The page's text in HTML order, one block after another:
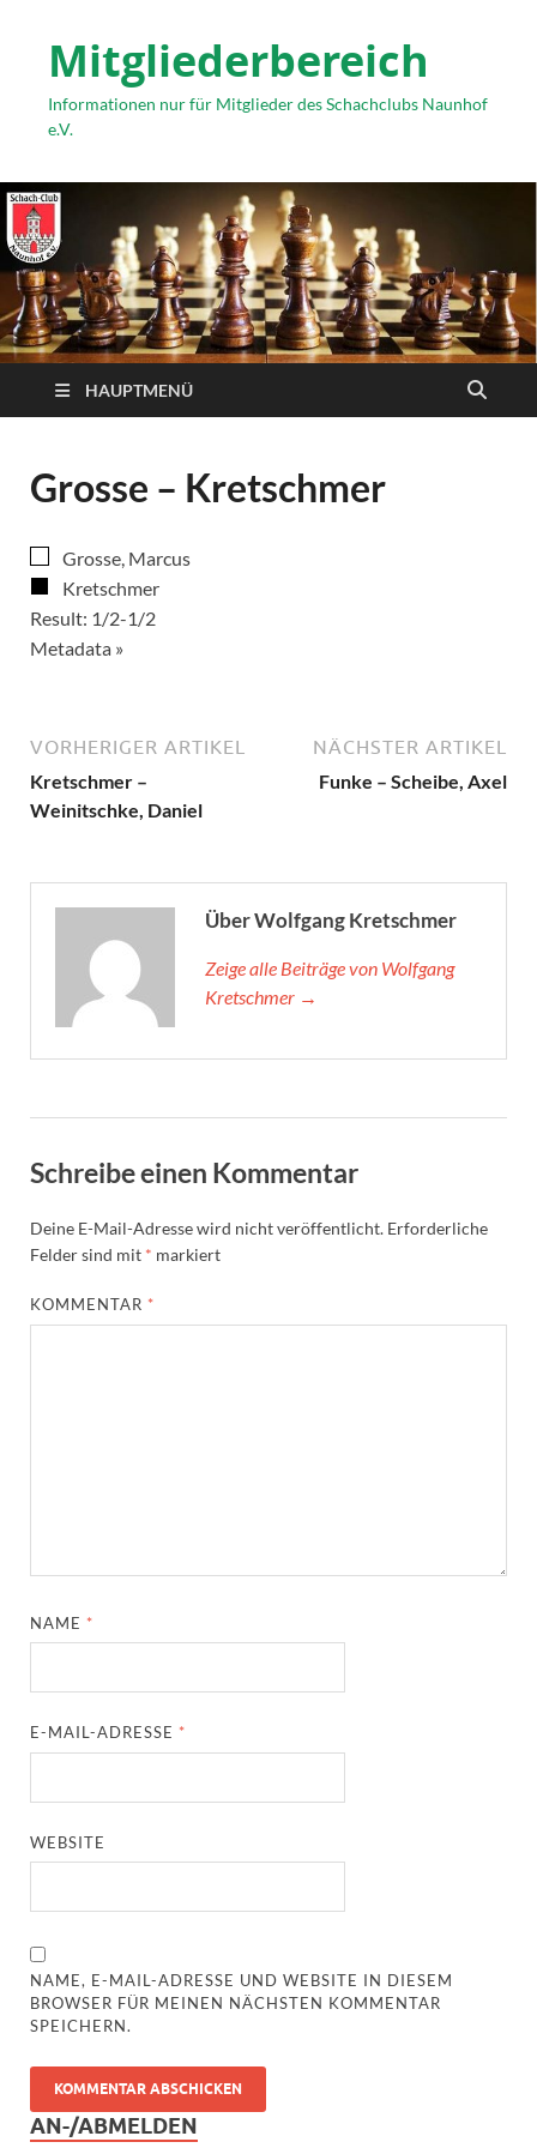
Mitgliederbereich
Informationen nur für Mitglieder des Schachclubs Naunhof
e.V.
HAUPTMENÜ
Grosse – Kretschmer
Grosse, Marcus
Kretschmer
Result: 1/2-1/2
Metadata »
VORHERIGER ARTIKEL
Kretschmer –
Weinitschke, Daniel
NÄCHSTER ARTIKEL
Funke – Scheibe, Axel
Über Wolfgang Kretschmer
Zeige alle Beiträge von Wolfgang
Kretschmer →
Schreibe einen Kommentar
Deine E-Mail-Adresse wird nicht veröffentlicht. Erforderliche
Felder sind mit * markiert
KOMMENTAR *
NAME *
E-MAIL-ADRESSE *
WEBSITE
NAME, E-MAIL-ADRESSE UND WEBSITE IN DIESEM
BROWSER FÜR MEINEN NÄCHSTEN KOMMENTAR
SPEICHERN.
AN-/ABMELDEN